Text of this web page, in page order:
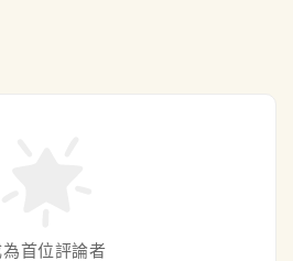
為首位評論者